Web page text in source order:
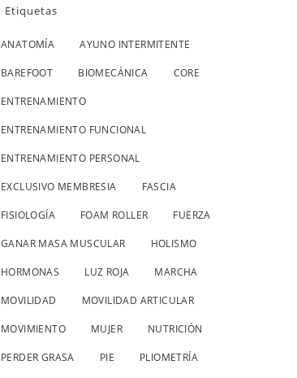
Etiquetas
ANATOMÍA AYUNO INTERMITENTE
BAREFOOT BIOMECÁNICA CORE
ENTRENAMIENTO
ENTRENAMIENTO FUNCIONAL
ENTRENAMIENTO PERSONAL
EXCLUSIVO MEMBRESIA FASCIA
FISIOLOGÍA FOAM ROLLER FUERZA
GANAR MASA MUSCULAR HOLISMO
HORMONAS LUZ ROJA MARCHA
MOVILIDAD MOVILIDAD ARTICULAR
MOVIMIENTO MUJER NUTRICIÓN
PERDER GRASA PIE PLIOMETRÍA